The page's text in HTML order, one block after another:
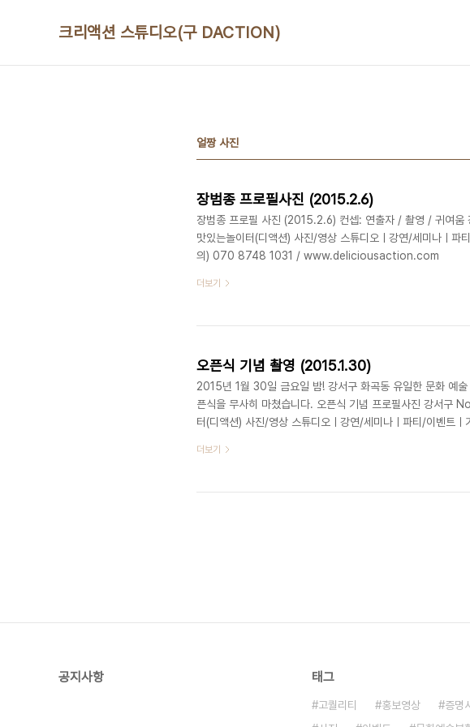
크리액션 스튜디오(구 DACTION)
얼짱 사진
장범종 프로필사진 (2015.2.6)
장범종 프로필 사진 (2015.2.6) 컨셉: 연출자 / 촬영 / 귀여움
맛있는놀이터(디액션) 사진/영상 스튜디오ㅣ강연/세미나ㅣ파
의) 070 8748 1031 / www.deliciousaction.com
더보기
오픈식 기념 촬영 (2015.1.30)
2015년 1월 30일 금요일 밤! 강서구 화곡동 유일한 문화 예
픈식을 무사히 마쳤습니다. 오픈식 기념 프로필사진 강서구
터(디액션) 사진/영상 스튜디오ㅣ강연/세미나ㅣ파티/이벤트
더보기
공지사항 태그
고퀄리티 홍보영상 증명